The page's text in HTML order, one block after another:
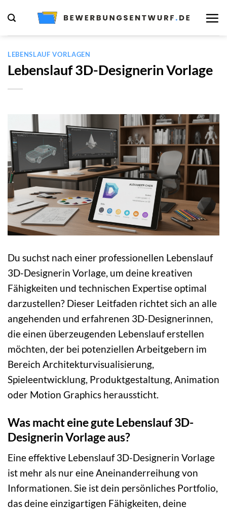
Inhalt
springen
LEBENSLAUF VORLAGEN
Lebenslauf 3D-Designerin Vorlage
Du suchst nach einer professionellen Lebenslauf
3D-Designerin Vorlage, um deine kreativen
Fähigkeiten und technischen Expertise optimal
darzustellen? Dieser Leitfaden richtet sich an alle
angehenden und erfahrenen 3D-Designerinnen,
die einen überzeugenden Lebenslauf erstellen
möchten, der bei potenziellen Arbeitgebern im
Bereich Architekturvisualisierung,
Spieleentwicklung, Produktgestaltung, Animation
oder Motion Graphics heraussticht.
Was macht eine gute Lebenslauf 3D-
Designerin Vorlage aus?
Eine effektive Lebenslauf 3D-Designerin Vorlage
ist mehr als nur eine Aneinanderreihung von
Informationen. Sie ist dein persönliches Portfolio,
das deine einzigartigen Fähigkeiten, deine